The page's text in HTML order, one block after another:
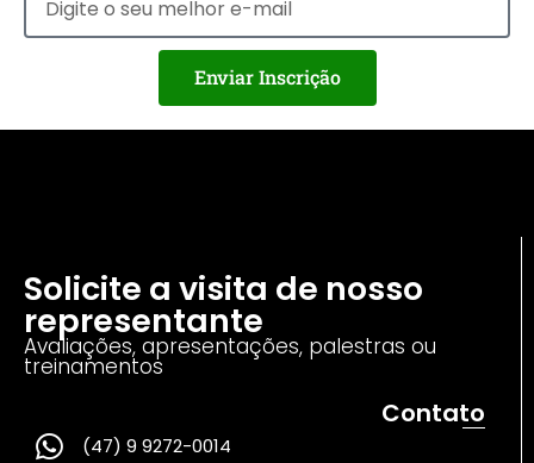
Enviar Inscrição
Solicite a visita de nosso
representante
Avaliações, apresentações, palestras ou
treinamentos
Contato
(47) 9 9272-0014